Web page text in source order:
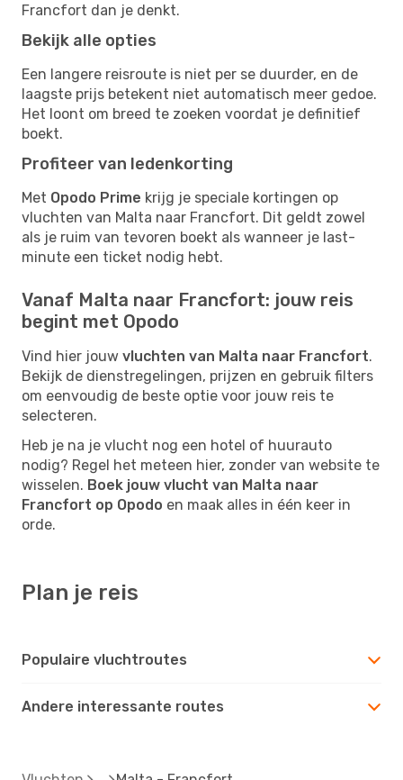
Francfort dan je denkt.
Bekijk alle opties
Een langere reisroute is niet per se duurder, en de
laagste prijs betekent niet automatisch meer gedoe.
Het loont om breed te zoeken voordat je definitief
boekt.
Profiteer van ledenkorting
Met Opodo Prime krijg je speciale kortingen op
vluchten van Malta naar Francfort. Dit geldt zowel
als je ruim van tevoren boekt als wanneer je last-
minute een ticket nodig hebt.
Vanaf Malta naar Francfort: jouw reis
begint met Opodo
Vind hier jouw vluchten van Malta naar Francfort.
Bekijk de dienstregelingen, prijzen en gebruik filters
om eenvoudig de beste optie voor jouw reis te
selecteren.
Heb je na je vlucht nog een hotel of huurauto
nodig? Regel het meteen hier, zonder van website te
wisselen. Boek jouw vlucht van Malta naar
Francfort op Opodo en maak alles in één keer in
orde.
Plan je reis
Populaire vluchtroutes
Andere interessante routes